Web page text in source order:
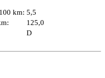
km: 5,5
125,0
D